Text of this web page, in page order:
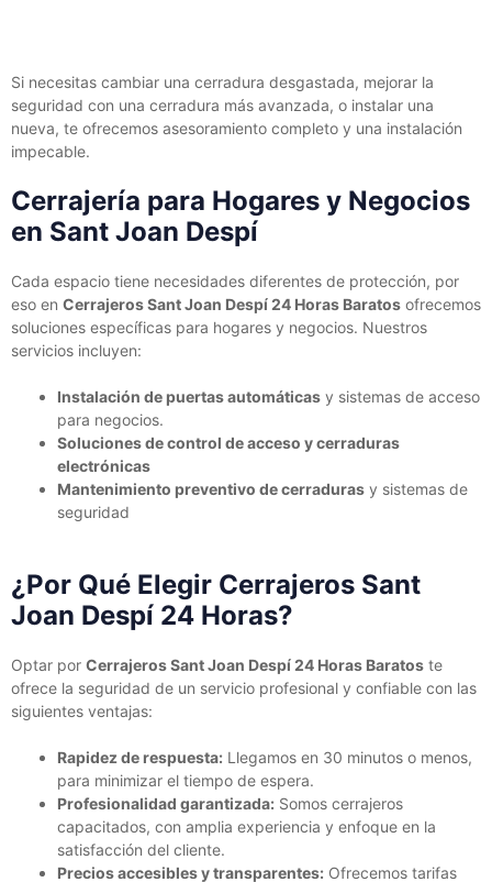
Si necesitas cambiar una cerradura desgastada, mejorar la
seguridad con una cerradura más avanzada, o instalar una
nueva, te ofrecemos asesoramiento completo y una instalación
impecable.
Cerrajería para Hogares y Negocios
en Sant Joan Despí
Cada espacio tiene necesidades diferentes de protección, por
eso en Cerrajeros Sant Joan Despí 24 Horas Baratos ofrecemos
soluciones específicas para hogares y negocios. Nuestros
servicios incluyen:
Instalación de puertas automáticas y sistemas de acceso
para negocios.
Soluciones de control de acceso y cerraduras
electrónicas
Mantenimiento preventivo de cerraduras y sistemas de
seguridad
¿Por Qué Elegir Cerrajeros Sant
Joan Despí 24 Horas?
Optar por Cerrajeros Sant Joan Despí 24 Horas Baratos te
ofrece la seguridad de un servicio profesional y confiable con las
siguientes ventajas:
Rapidez de respuesta: Llegamos en 30 minutos o menos,
para minimizar el tiempo de espera.
Profesionalidad garantizada: Somos cerrajeros
capacitados, con amplia experiencia y enfoque en la
satisfacción del cliente.
Precios accesibles y transparentes: Ofrecemos tarifas